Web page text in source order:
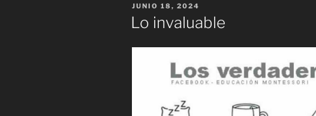
PUBLICADO
EL
JUNIO 18, 2024
Lo invaluable